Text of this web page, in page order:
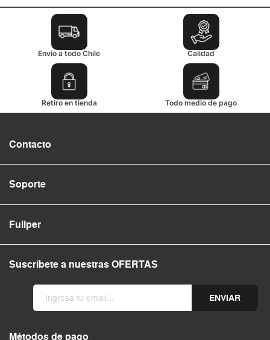
Envío a todo Chile Calidad
Retiro en tienda Todo medio de pago
Contacto
Soporte
Fullper
Suscríbete a nuestras OFERTAS
ENVIAR
Métodos de pago